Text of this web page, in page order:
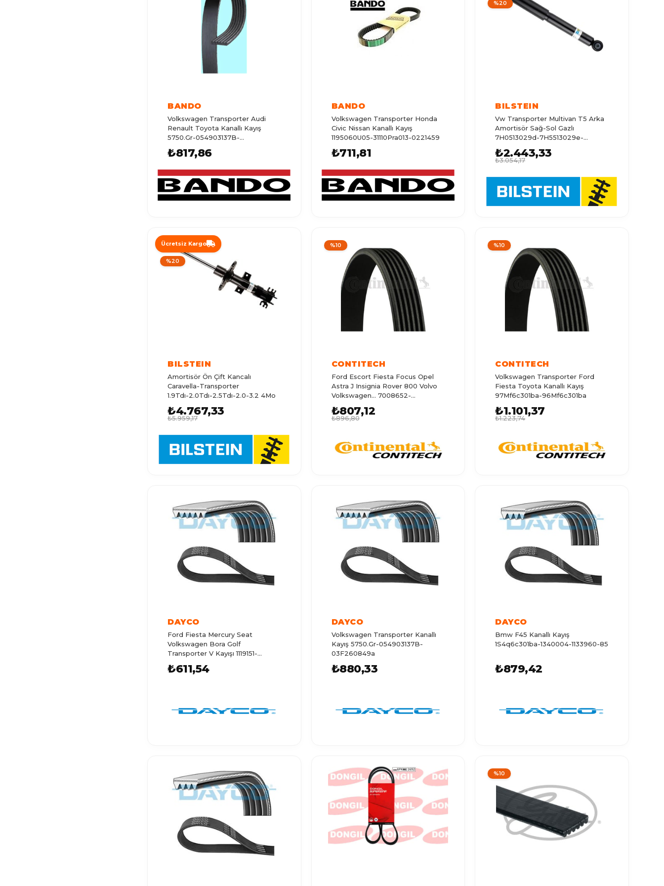
BANDO
Volkswagen Transporter Audi
Renault Toyota Kanallı Kayış
5750.Gr-054903137B-
₺817,86
BANDO
Volkswagen Transporter Honda
Civic Nissan Kanallı Kayış
1195060U05-31110Pra013-0221459
₺711,81
BILSTEIN
Vw Transporter Multivan T5 Arka
Amortisör Sağ-Sol Gazlı
7H0513029d-7H5513029e-
₺2.443,33
₺3.054,17
%20
BILSTEIN
Amortisör Ön Çift Kancalı
Caravella-Transporter
1.9Tdı-2.0Tdı-2.5Tdı-2.0-3.2 4Mo
₺4.767,33
₺5.959,17
Ücretsiz Kargo
%20
CONTITECH
Ford Escort Fiesta Focus Opel
Astra J Insignia Rover 800 Volvo
Volkswagen... 7008652-
₺807,12
₺896,80
%10
CONTITECH
Volkswagen Transporter Ford
Fiesta Toyota Kanallı Kayış
97Mf6c301ba-96Mf6c301ba
₺1.101,37
₺1.223,74
%10
DAYCO
Ford Fiesta Mercury Seat
Volkswagen Bora Golf
Transporter V Kayışı 1119151-
₺611,54
DAYCO
Volkswagen Transporter Kanallı
Kayış 5750.Gr-054903137B-
03F260849a
₺880,33
DAYCO
Bmw F45 Kanallı Kayış
1S4q6c301ba-1340004-1133960-85
₺879,42
%10